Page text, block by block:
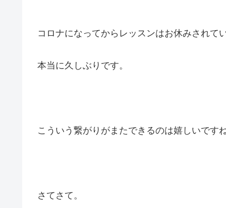
コロナになってからレッスンはお休みされて
本当に久しぶりです。
こういう繋がりがまたできるのは嬉しいですね
さてさて。